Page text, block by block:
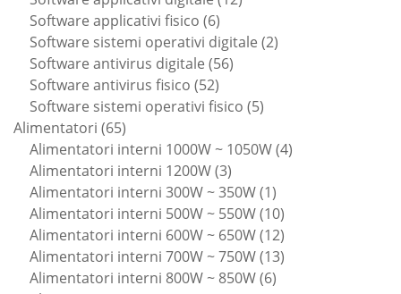
Software applicativi fisico 66
prodotti
Software sistemi operativi digitale 22
Software antivirus digitale 5656
Software antivirus fisico 5252
prodotti
Software sistemi operativi fisico 55
Alimentatori 6565
prodotti
Alimentatori interni 1000W ~ 1050W 44
Alimentatori interni 1200W 33
prodotti
Alimentatori interni 300W ~ 350W 11
prodotto
Alimentatori interni 500W ~ 550W 1010
prodotti
Alimentatori interni 600W ~ 650W 1212
prodotti
Alimentatori interni 700W ~ 750W 1313
Alimentatori interni 800W ~ 850W 66